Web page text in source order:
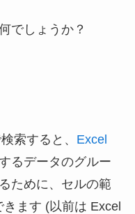
でしょうか？
索すると、 Excel
るデータのグルー
ために、セルの範
ます (以前は Excel